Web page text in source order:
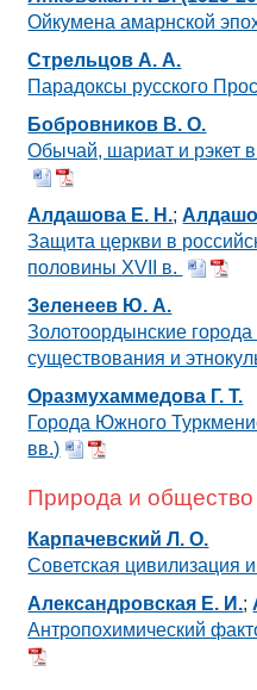
Ойкумена амарнской
Стрельцов А. А.
Парадоксы русского
Бобровников В. О.
Обычай, шариат и рэкет
Алдашова Е. Н.;
Защита церкви в
половины XVII в.
Зеленеев Ю. А.
Золотоордынские
существования и
Оразмухаммедова Г. Т.
Города Южного
вв.)
Природа и общество
Карпачевский Л. О.
Советская цивилизация
Александровская Е. И.;
Антропохимический